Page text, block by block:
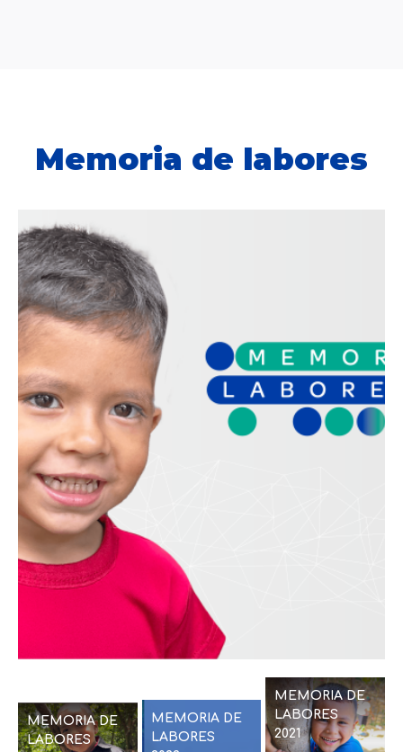
Memoria de labores
MEMORIA DE
LABORES
MEMORIA DE
LABORES
MEMORIA DE
LABORES
2021